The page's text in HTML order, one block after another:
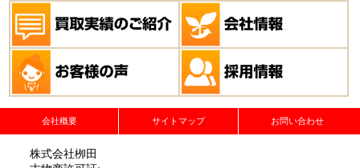
会社概要 サイトマップ お問い合わせ
株式会社栁田